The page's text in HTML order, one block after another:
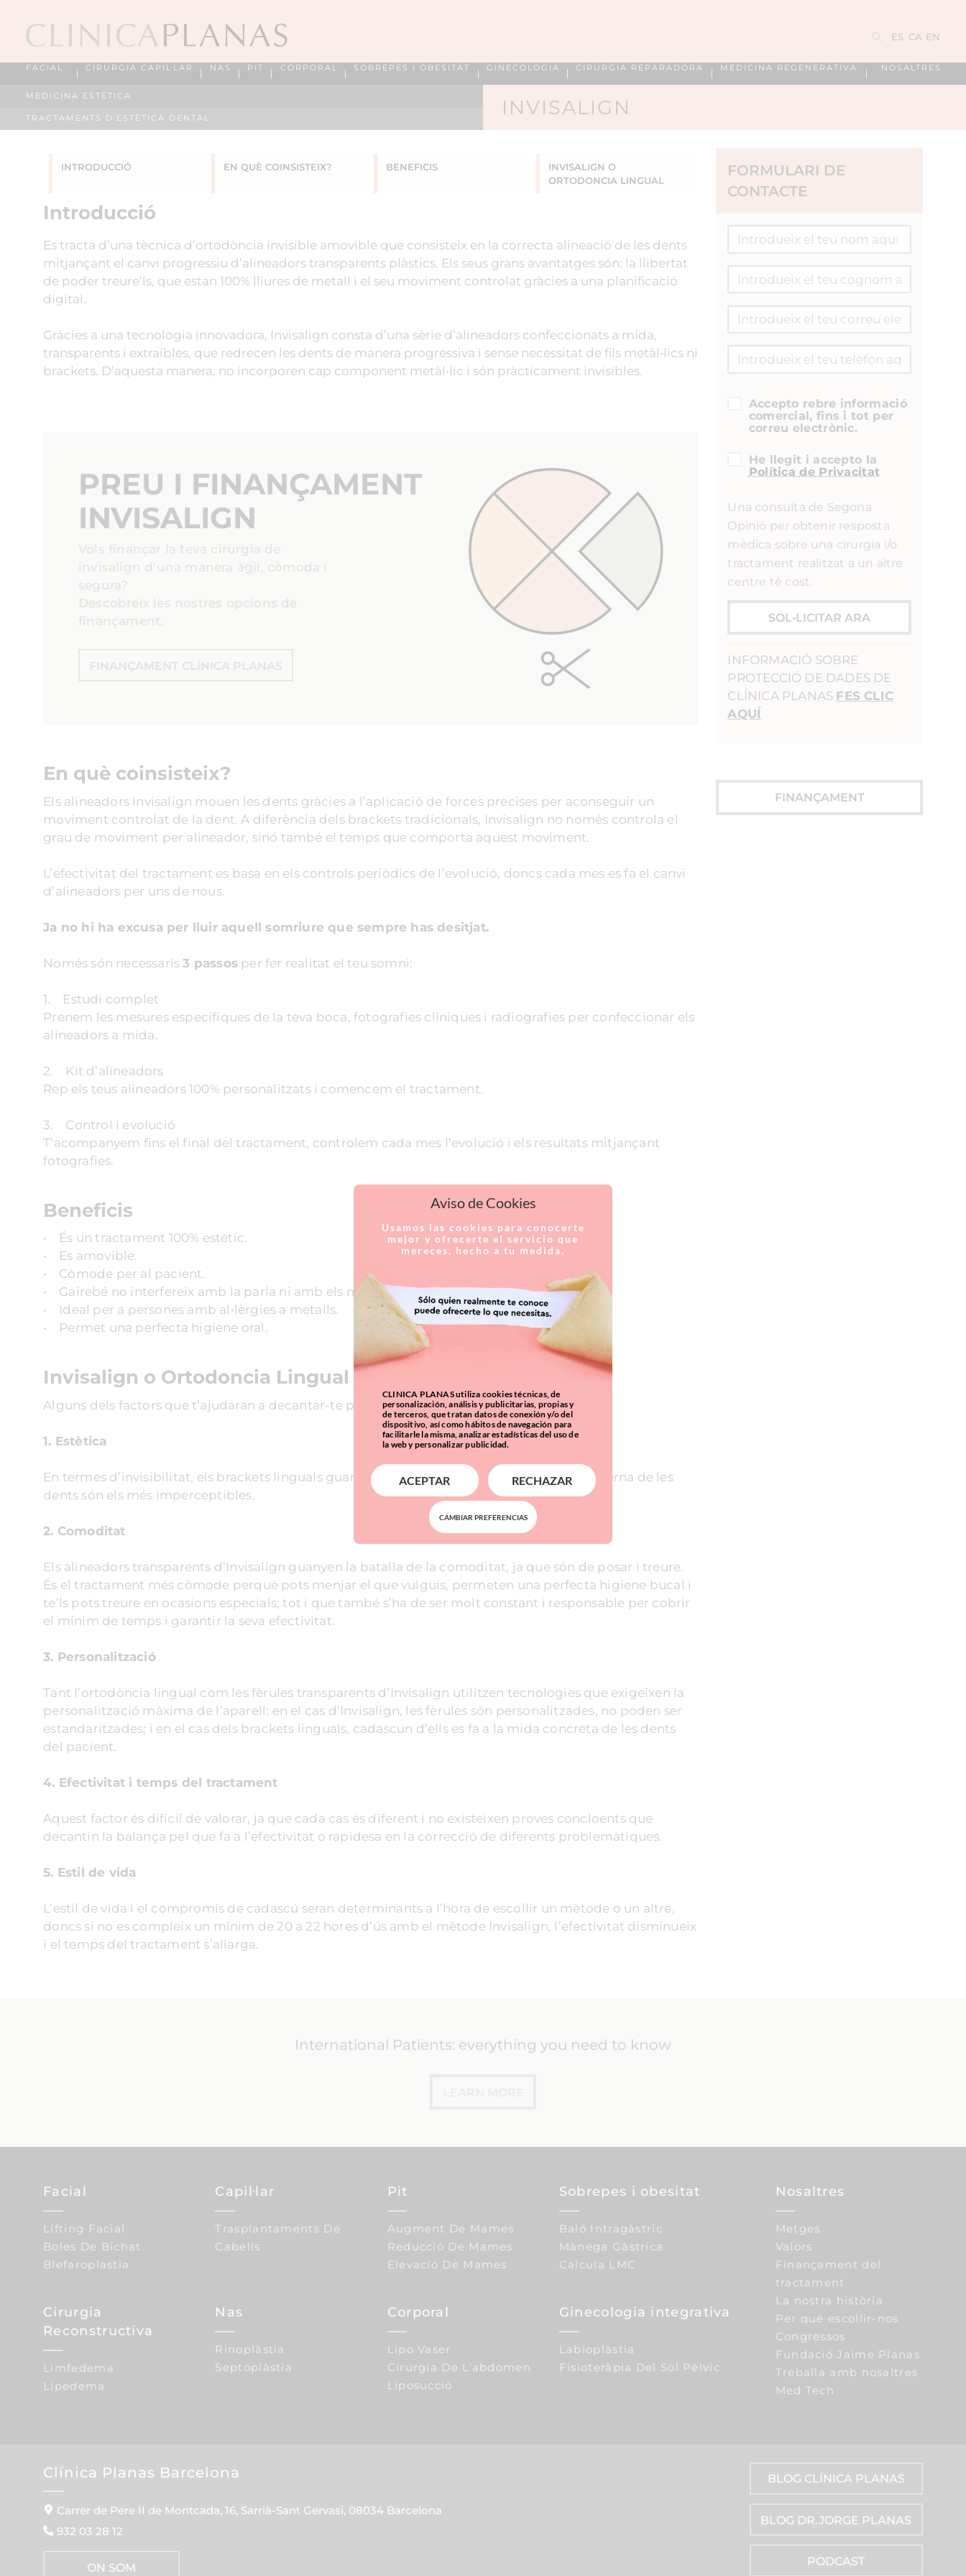
ES CA EN
FACIAL CIRURGIA CAPIL·LAR NAS PIT CORPORAL SOBREPÈS I OBESITAT GINECOLOGIA CIRURGIA REPARADORA MEDICINA REGENERATIVA NOSALTRES
MEDICINA ESTÈTICA
TRACTAMENTS D'ESTÈTICA DENTAL INVISALIGN
INTRODUCCIÓ EN QUÈ COINSISTEIX? BENEFICIS
INVISALIGN O
ORTODONCIA LINGUAL
Introducció
Es tracta d’una tècnica d’ortodòncia invisible amovible que consisteix en la correcta alineació de les dents
mitjançant el canvi progressiu d’alineadors transparents plàstics. Els seus grans avantatges són: la llibertat
de poder treure’ls, que estan 100% lliures de metall i el seu moviment controlat gràcies a una planificació
digital.
Gràcies a una tecnologia innovadora, Invisalign consta d’una sèrie d’alineadors confeccionats a mida,
transparents i extraïbles, que redrecen les dents de manera progressiva i sense necessitat de fils metàl•lics ni
brackets. D’aquesta manera, no incorporen cap component metàl•lic i són pràcticament invisibles.
PREU I FINANÇAMENT
INVISALIGN
Vols finançar la teva cirurgia de
invisalign d'una manera àgil, còmoda i
segura?
Descobreix les nostres opcions de
finançament.
FINANÇAMENT CLÍNICA PLANAS
En què coinsisteix?
Els alineadors Invisalign mouen les dents gràcies a l’aplicació de forces precises per aconseguir un
moviment controlat de la dent. A diferència dels brackets tradicionals, Invisalign no només controla el
grau de moviment per alineador, sinó també el temps que comporta aquest moviment.
L’efectivitat del tractament es basa en els controls periòdics de l’evolució, doncs cada mes es fa el canvi
d’alineadors per uns de nous.
Ja no hi ha excusa per lluir aquell somriure que sempre has desitjat.
Només són necessaris3 passos per fer realitat el teu somni:
1. Estudi complet
Prenem les mesures específiques de la teva boca, fotografies clíniques i radiografies per confeccionar els
alineadors a mida.
2. Kit d’alineadors
Rep els teus alineadors 100% personalitzats i comencem el tractament.
3. Control i evolució
T’acompanyem fins el final del tractament, controlem cada mes l’evolució i els resultats mitjançant
fotografies.
Beneficis
• És un tractament 100% estètic.
• Es amovible.
• Còmode per al pacient.
• Gairebé no interfereix amb la parla ni amb els menjars.
• Ideal per a persones amb al•lèrgies a metalls.
• Permet una perfecta higiene oral.
Invisalign o Ortodoncia Lingual
Alguns dels factors que t’ajudaran a decantar-te per un o altre tractament són:
1. Estètica
En termes d’invisibilitat, els brackets linguals guanyen, ja que al anar col•locats a la cara interna de les
dents són els més imperceptibles.
2. Comoditat
Els alineadors transparents d’Invisalign guanyen la batalla de la comoditat, ja que són de posar i treure.
És el tractament més còmode perquè pots menjar el que vulguis, permeten una perfecta higiene bucal i
te’ls pots treure en ocasions especials; tot i que també s’ha de ser molt constant i responsable per cobrir
el mínim de temps i garantir la seva efectivitat.
3. Personalització
Tant l’ortodòncia lingual com les fèrules transparents d’Invisalign utilitzen tecnologies que exigeixen la
personalització màxima de l’aparell: en el cas d’Invisalign, les fèrules són personalitzades, no poden ser
estandaritzades; i en el cas dels brackets linguals, cadascun d’ells es fa a la mida concreta de les dents
del pacient.
4. Efectivitat i temps del tractament
Aquest factor és difícil de valorar, ja que cada cas és diferent i no existeixen proves concloents que
decantin la balança pel que fa a l’efectivitat o rapidesa en la correcció de diferents problemàtiques.
5. Estil de vida
L’estil de vida i el compromís de cadascú seran determinants a l’hora de escollir un mètode o un altre,
doncs si no es compleix un mínim de 20 a 22 hores d’ús amb el mètode Invisalign, l’efectivitat disminueix
i el temps del tractament s’allarga.
FORMULARI DE
CONTACTE
Accepto rebre informació
comercial, fins i tot per
correu electrònic.
He llegit i accepto la
Política de Privacitat
Una consulta de Segona
Opinió per obtenir resposta
mèdica sobre una cirurgia i/o
tractament realitzat a un altre
centre té cost.
SOL•LICITAR ARA
INFORMACIÓ SOBRE
PROTECCIÓ DE DADES DE
CLÍNICA PLANAS FES CLIC
AQUÍ
FINANÇAMENT
International Patients: everything you need to know
Facial
Lífting Facial
Boles De Bichat
Blefaroplastia
Cirurgia
Reconstructiva
Limfedema
Lipedema
Capil·lar
Trasplantaments De
Cabells
Nas
Rinoplàstia
Septoplàstia
Pit
Augment De Mames
Reducció De Mames
Elevació De Mames
Corporal
Lipo Vaser
Cirurgia De L’abdomen
Liposucció
Sobrepes i obesitat
Baló Intragàstric
Mànega Gàstrica
Calcula LMC
Ginecologia integrativa
Labioplàstia
Fisioteràpia Del Sòl Pèlvic
Nosaltres
Metges
Valors
Finançament del
tractament
La nostra història
Per què escollir-nos
Congressos
Fundació Jaime Planas
Treballa amb nosaltres
Med Tech
Clínica Planas Barcelona
Carrer de Pere II de Montcada, 16, Sarrià-Sant Gervasi, 08034 Barcelona
932 03 28 12
ON SOM
BLOG CLÍNICA PLANAS
BLOG DR.JORGE PLANAS
PODCAST
Aviso de Cookies
Usamos las cookies para conocerte
mejor y ofrecerte el servicio que
mereces, hecho a tu medida.
CLINICA PLANAS utiliza cookies técnicas, de
personalización, análisis y publicitarias, propias y
de terceros, que tratan datos de conexión y/o del
dispositivo, así como hábitos de navegación para
facilitarle la misma, analizar estadísticas del uso de
la web y personalizar publicidad.
ACEPTAR RECHAZAR
CAMBIAR PREFERENCIAS